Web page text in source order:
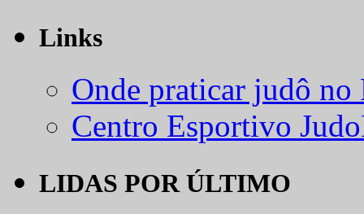
Links
Onde praticar judô
Centro Esportivo
LIDAS POR ÚLTIMO